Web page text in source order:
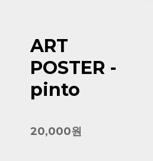
ART
POSTER -
pinto
20,000원